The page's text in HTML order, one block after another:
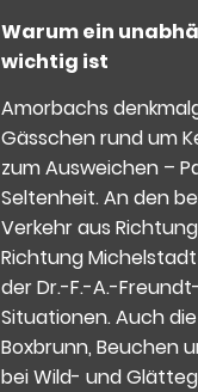
Warum ein
wichtig ist
Amorbachs
Gässchen rund um
zum Ausweichen –
Seltenheit. An den
Verkehr aus
Richtung
der Dr.-F.-A.-
Situationen. Auch
Boxbrunn, Beuchen
bei Wild- und